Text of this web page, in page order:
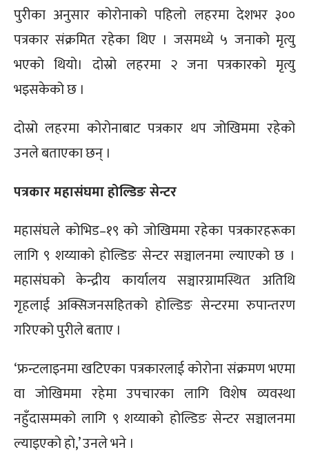
पुरीका अनुसार कोरोनाको पहिलो लहरमा देशभर ३००
पत्रकार संक्रमित रहेका थिए । जसमध्ये ५ जनाको मृत्यु
भएको थियो। दोस्रो लहरमा २ जना पत्रकारको मृत्यु
भइसकेको छ ।
दोस्रो लहरमा कोरोनाबाट पत्रकार थप जोखिममा रहेको
उनले बताएका छन् ।
पत्रकार महासंघमा होल्डिङ सेन्टर
महासंघले कोभिड–१९ को जोखिममा रहेका पत्रकारहरूका
लागि ९ शय्याको होल्डिङ सेन्टर सञ्चालनमा ल्याएको छ ।
महासंघको केन्द्रीय कार्यालय सञ्चारग्रामस्थित अतिथि
गृहलाई अक्सिजनसहितको होल्डिङ सेन्टरमा रुपान्तरण
गरिएको पुरीले बताए ।
‘फ्रन्टलाइनमा खटिएका पत्रकारलाई कोरोना संक्रमण भएमा
वा जोखिममा रहेमा उपचारका लागि विशेष व्यवस्था
नहुँदासम्मको लागि ९ शय्याको होल्डिङ सेन्टर सञ्चालनमा
ल्याइएको हो,’ उनले भने ।